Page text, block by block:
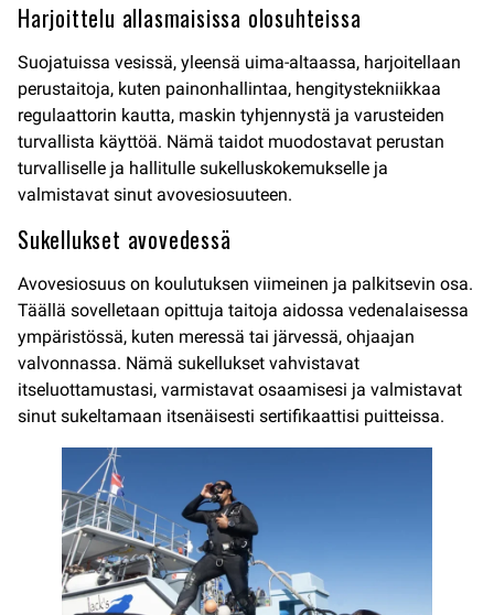
Harjoittelu allasmaisissa olosuhteissa
Suojatuissa vesissä, yleensä uima-altaassa, harjoitellaan
perustaitoja, kuten painonhallintaa, hengitystekniikkaa
regulaattorin kautta, maskin tyhjennystä ja varusteiden
turvallista käyttöä. Nämä taidot muodostavat perustan
turvalliselle ja hallitulle sukelluskokemukselle ja
valmistavat sinut avovesiosuuteen.
Sukellukset avovedessä
Avovesiosuus on koulutuksen viimeinen ja palkitsevin osa.
Täällä sovelletaan opittuja taitoja aidossa vedenalaisessa
ympäristössä, kuten meressä tai järvessä, ohjaajan
valvonnassa. Nämä sukellukset vahvistavat
itseluottamustasi, varmistavat osaamisesi ja valmistavat
sinut sukeltamaan itsenäisesti sertifikaattisi puitteissa.